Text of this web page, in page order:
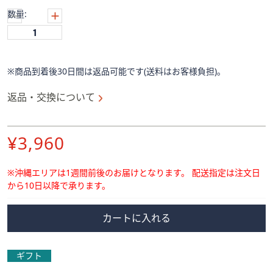
て
閲
覧
き
す。
数量:
※商品到着後30日間は返品可能です(送料はお客様負担)。
返品・交換について
削
除
¥3,960
※沖縄エリアは1週間前後のお届けとなります。
配送指定は注文日
から10日以降で承ります。
カートに入れる
ギフト